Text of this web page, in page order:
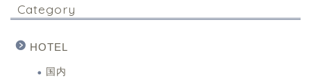
Category
HOTEL
国内